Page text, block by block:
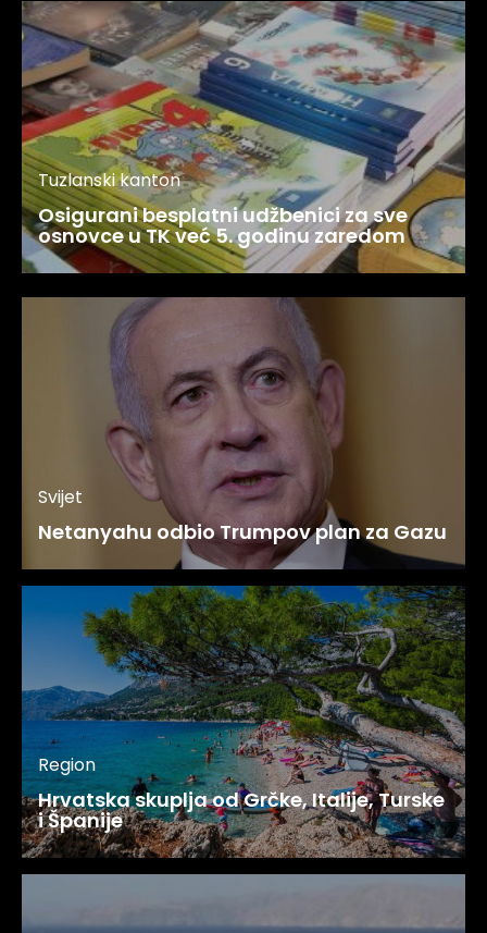
Tuzlanski kanton
Osigurani besplatni udžbenici za sve
osnovce u TK već 5. godinu zaredom
Svijet
Netanyahu odbio Trumpov plan za Gazu
Region
Hrvatska skuplja od Grčke, Italije, Turske
i Španije